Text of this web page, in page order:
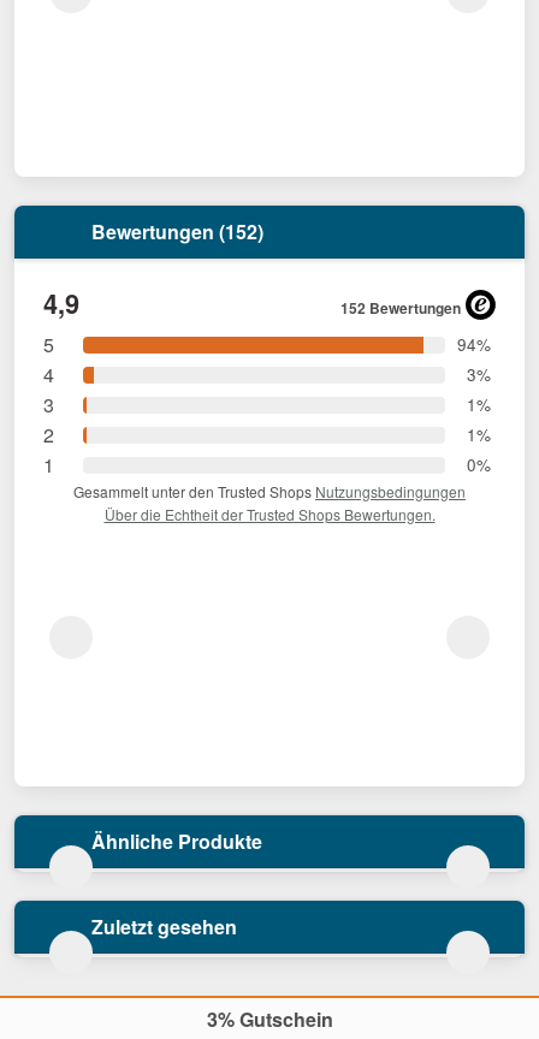
Bewertungen (152)
4,9 152 Bewertungen
5 94%
4 3%
3 1%
2 1%
1 0%
Gesammelt unter den Trusted Shops Nutzungsbedingungen
Über die Echtheit der Trusted Shops Bewertungen.
Ähnliche Produkte
Zuletzt gesehen
3% Gutschein